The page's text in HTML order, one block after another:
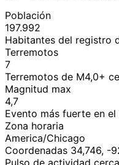
Población
197.992
Habitantes del registro
Terremotos
7
Terremotos de M4,0+
Magnitud max
4,7
Evento más fuerte en
Zona horaria
America/Chicago
Coordenadas 34,746, -
Pulso de actividad